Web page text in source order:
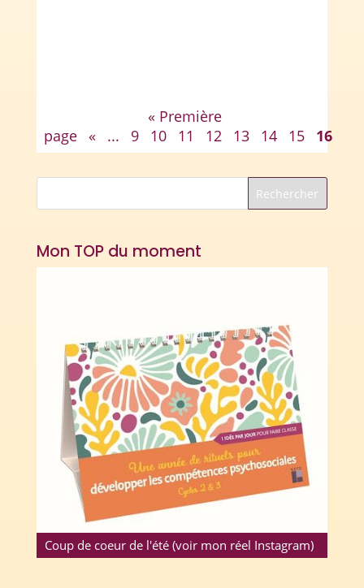
« Première
page « ... 9 10 11 12 13 14 15 16
Mon TOP du moment
Coup de coeur de l'été (voir mon réel Instagram)